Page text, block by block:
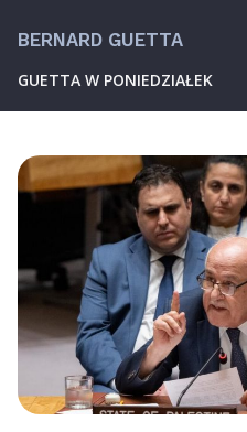
BERNARD GUETTA
GUETTA W PONIEDZIAŁEK